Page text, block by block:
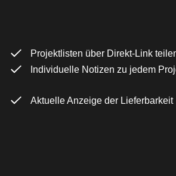
Projektlisten über Direkt-Link
Individuelle Notizen zu jedem
Aktuelle Anzeige der Lieferbarkeit